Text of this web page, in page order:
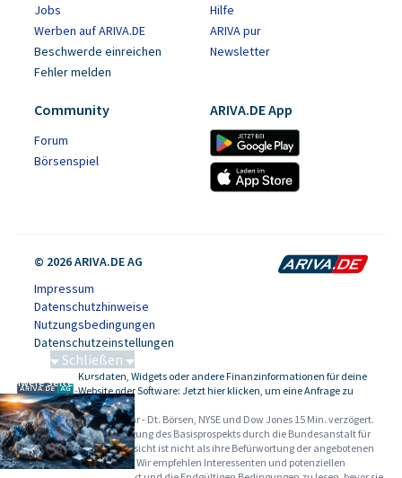
Jobs
Werben auf ARIVA.DE
Beschwerde einreichen
Fehler melden
Hilfe
ARIVA pur
Newsletter
Community
Forum
Börsenspiel
ARIVA.DE App
© 2026 ARIVA.DE AG
Impressum
Datenschutzhinweise
Nutzungsbedingungen
Datenschutzeinstellungen
-
Kursdaten, Widgets oder andere Finanzinformationen für deine
Website oder Software: Jetzt hier klicken, um eine Anfrage zu
stellen.
Alle Angaben ohne Gewähr - Dt. Börsen, NYSE und Dow Jones 15 Min. verzögert.
Werbehinweise:Die Billigung des Basisprospekts durch die Bundesanstalt für
Finanzdienstleistungsaufsicht ist nicht als ihre Befürwortung der angebotenen
Wertpapiere zu verstehen. Wir empfehlen Interessenten und potenziellen
Schließen
Schwere Seltene Erden